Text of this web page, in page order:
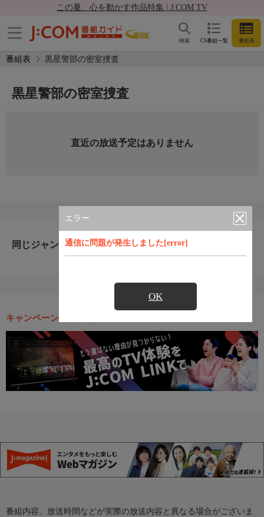
この夏、心を動かす作品特集 | J:COM TV
CS番組一覧 番組表
検索
番組表 黒星警部の密室捜査
エラー
通信に問題が発生しました[error]
OK
黒星警部の密室捜査
直近の放送予定はありません
同じジャンルのおすすめ番組
キャンペーン・お得な情報
番組内容、放送時間などが実際の放送内容と異なる場合がございま